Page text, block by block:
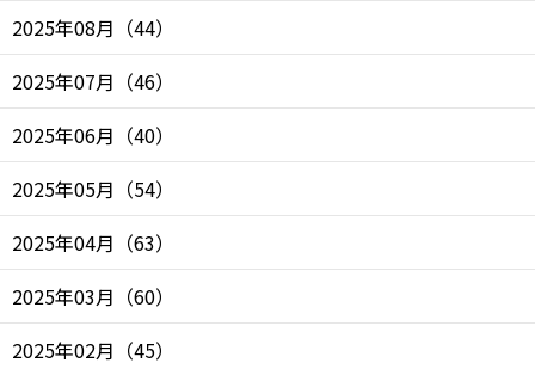
2025年08月 （44）
2025年07月 （46）
2025年06月 （40）
2025年05月 （54）
2025年04月 （63）
2025年03月 （60）
2025年02月 （45）